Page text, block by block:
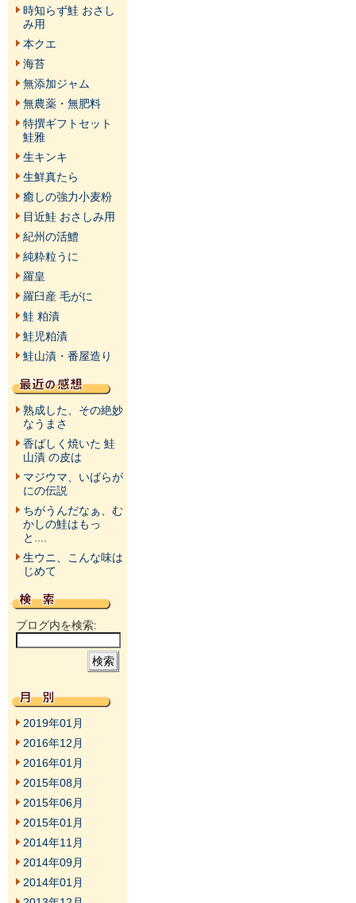
時知らず鮭 おさし
み用
本クエ
海苔
無添加ジャム
無農薬・無肥料
特撰ギフトセット
鮭雅
生キンキ
生鮮真たら
癒しの強力小麦粉
目近鮭 おさしみ用
紀州の活鱧
純粋粒うに
羅皇
羅臼産 毛がに
鮭 粕漬
鮭児粕漬
鮭山漬・番屋造り
熟成した、その絶妙
なうまさ
香ばしく焼いた 鮭
山漬 の皮は
マジウマ、いばらが
にの伝説
ちがうんだなぁ、む
かしの鮭はもっ
と....
生ウニ、こんな味は
じめて
ブログ内を検索:
2019年01月
2016年12月
2016年01月
2015年08月
2015年06月
2015年01月
2014年11月
2014年09月
2014年01月